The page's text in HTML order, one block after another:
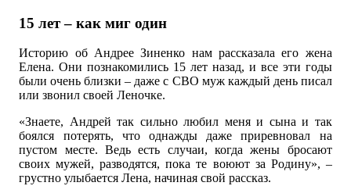
15 лет – как миг один
Историю об Андрее Зиненко нам рассказала его жена
Елена. Они познакомились 15 лет назад, и все эти годы
были очень близки – даже с СВО муж каждый день писал
или звонил своей Леночке.
«Знаете, Андрей так сильно любил меня и сына и так
боялся потерять, что однажды даже приревновал на
пустом месте. Ведь есть случаи, когда жены бросают
своих мужей, разводятся, пока те воюют за Родину», –
грустно улыбается Лена, начиная свой рассказ.